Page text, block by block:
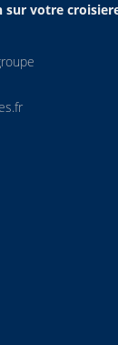
sur votre